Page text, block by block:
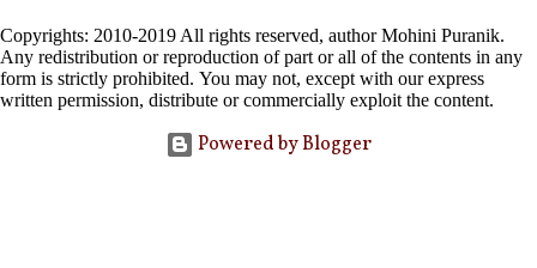
Copyrights: 2010-2019 All rights reserved, author Mohini Puranik.
Any redistribution or reproduction of part or all of the contents in any
form is strictly prohibited. You may not, except with our express
written permission, distribute or commercially exploit the content.
Powered by Blogger